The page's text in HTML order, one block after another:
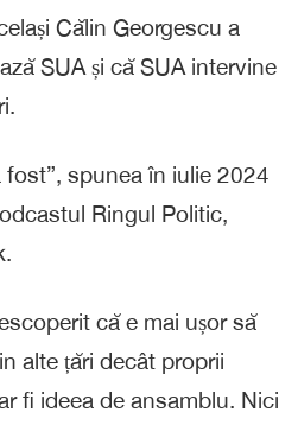
Călin Georgescu a
SUA și că SUA intervine
fost”, spunea în iulie 2024
Ringul Politic,
că e mai ușor să
alte țări decât proprii
fi ideea de ansamblu. Nici